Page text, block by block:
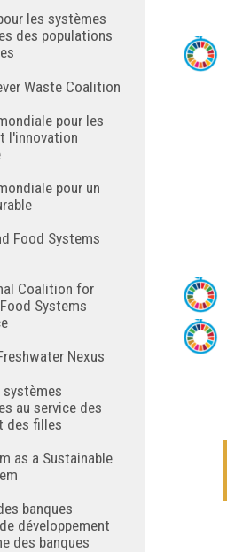
les systèmes
des populations
Waste Coalition
pour les
l'innovation
pour un
Food Systems
Coalition for
Systems
Nexus
au service des
des filles
as a Sustainable
banques
développement
des banques